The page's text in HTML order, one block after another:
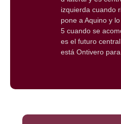
izquierda cuando
pone a Aquino y
5 cuando se
es el futuro
está Ontivero